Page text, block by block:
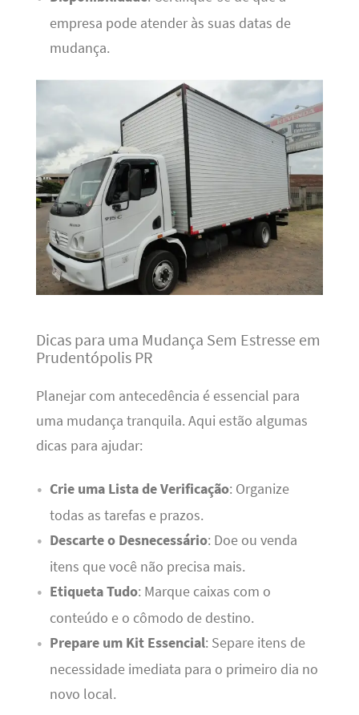
empresa pode atender às suas datas de
mudança.
Dicas para uma Mudança Sem Estresse em
Prudentópolis PR
Planejar com antecedência é essencial para
uma mudança tranquila. Aqui estão algumas
dicas para ajudar:
Crie uma Lista de Verificação: Organize
todas as tarefas e prazos.
Descarte o Desnecessário: Doe ou venda
itens que você não precisa mais.
Etiqueta Tudo: Marque caixas com o
conteúdo e o cômodo de destino.
Prepare um Kit Essencial: Separe itens de
necessidade imediata para o primeiro dia no
novo local.